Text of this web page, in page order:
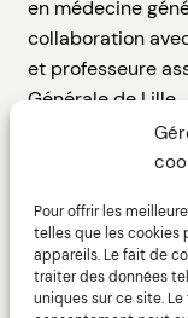
Pour offrir les
telles que les cookies
appareils. Le fait de
traiter des données
uniques sur ce site.
en médecine
collaboration
et professeure
Générale de Lille.
Le web design
GARCIA-DHIF,
conception et
machine.